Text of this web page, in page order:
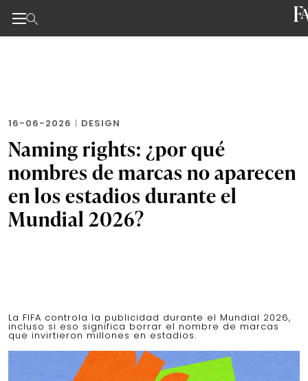
16-06-2026 | DESIGN
Naming rights: ¿por qué
nombres de marcas no aparecen
en los estadios durante el
Mundial 2026?
La FIFA controla la publicidad durante el Mundial 2026,
incluso si eso significa borrar el nombre de marcas
que invirtieron millones en estadios.